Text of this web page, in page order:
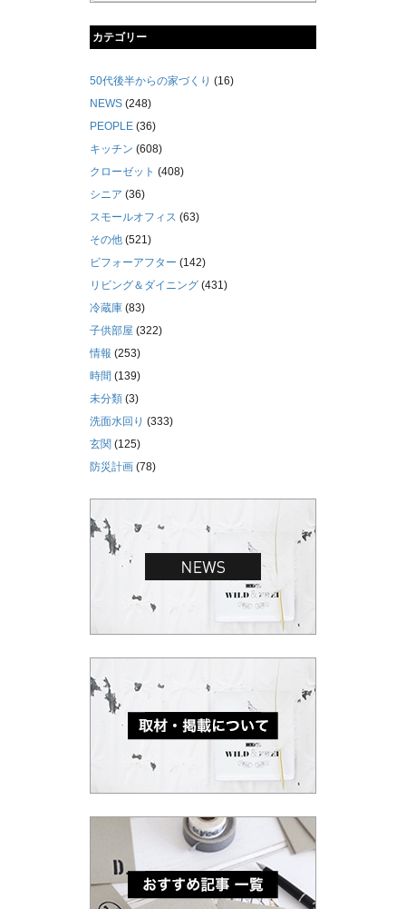
カテゴリー
50代後半からの家づくり (16)
NEWS (248)
PEOPLE (36)
キッチン (608)
クローゼット (408)
シニア (36)
スモールオフィス (63)
その他 (521)
ビフォーアフター (142)
リビング＆ダイニング (431)
冷蔵庫 (83)
子供部屋 (322)
情報 (253)
時間 (139)
未分類 (3)
洗面水回り (333)
玄関 (125)
防災計画 (78)